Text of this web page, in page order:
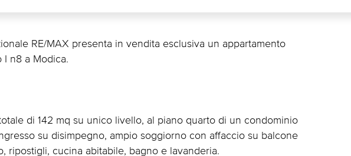
RE/MAX presenta in vendita esclusiva un appartamento
I n8 a Modica.
di 142 mq su unico livello, al piano quarto di un condominio
su disimpegno, ampio soggiorno con affaccio su balcone
ripostigli, cucina abitabile, bagno e lavanderia.